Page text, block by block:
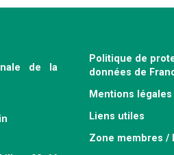
de la
Politique de
données de
Mentions légales
Liens utiles
Zone membres /